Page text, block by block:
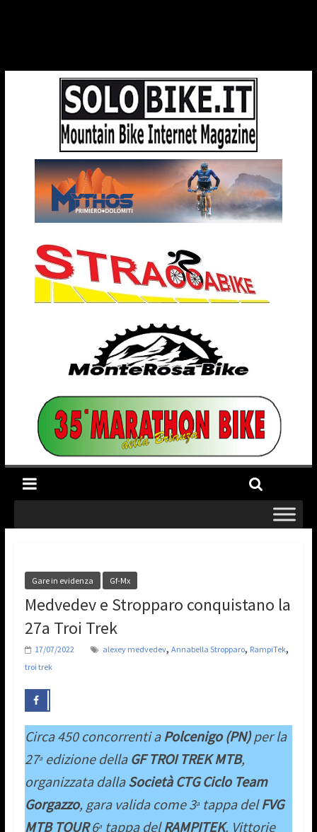
Gare in evidenza Gf-Mx
Medvedev e Stropparo conquistano la
27a Troi Trek
17/07/2022 alexey medvedev, Annabella Stropparo, RampiTek,
troi trek
Circa 450 concorrenti aPolcenigo (PN)per la
27aedizione della GFTROI TREK MTB,
organizzata dallaSocietà CTG Ciclo Team
Gorgazzo, gara valida come 3atappa delFVG
MTB TOUR6atappa delRAMPITEK. Vittorie